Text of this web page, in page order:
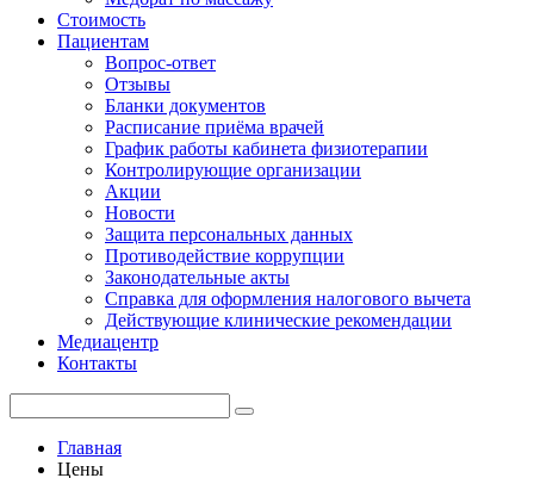
Стоимость
Пациентам
Вопрос-ответ
Отзывы
Бланки документов
Расписание приёма врачей
График работы кабинета физиотерапии
Контролирующие организации
Акции
Новости
Защита персональных данных
Противодействие коррупции
Законодательные акты
Справка для оформления налогового вычета
Действующие клинические рекомендации
Медиацентр
Контакты
Главная
Цены